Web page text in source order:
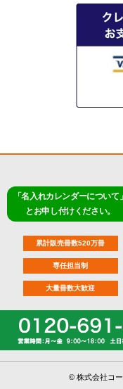
「名入れカレンダーについて」
とお申し付けください。
累計販売冊数520万冊
専任担当制
大量冊数大歓迎
©株式会社コ